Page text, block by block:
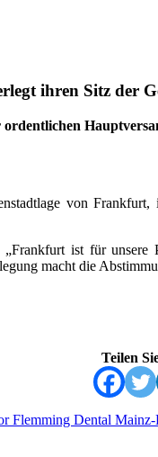
ihren Sitz der
von
„Frankfurt ist für unsere
macht die
Teilen
Flemming Dental